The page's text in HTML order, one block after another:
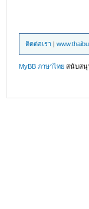
ติดต่อเรา |
MyBB ภาษาไทย สนับส